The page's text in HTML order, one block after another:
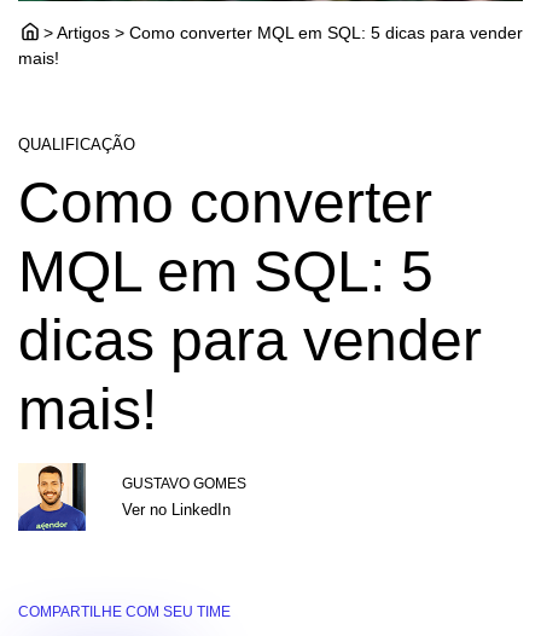
> Artigos > Como converter MQL em SQL: 5 dicas para vender
mais!
QUALIFICAÇÃO
Como converter
MQL em SQL: 5
dicas para vender
mais!
GUSTAVO GOMES
Ver no LinkedIn
COMPARTILHE COM SEU TIME